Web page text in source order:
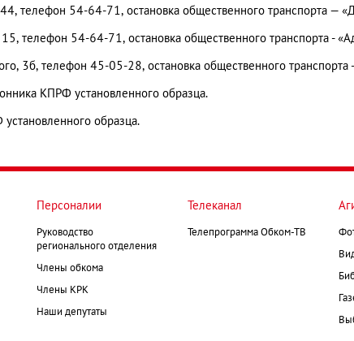
телефон 54-64-71, остановка общественного транспорта —
телефон 54-64-71, остановка общественного транспорта -
3б, телефон 45-05-28, остановка общественного транспорта
КПРФ установленного образца.
образца.
Персоналии
Руководство
регионального отделения
Члены обкома
Члены КРК
Наши депутаты
Телеканал
Телепрограмма Обком-ТВ